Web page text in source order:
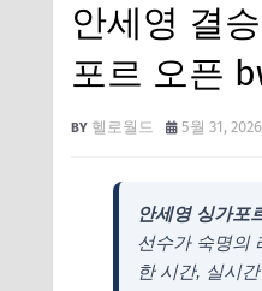
안세영 결
포르 오픈
헬로월드 5월 31, 2026
안세영 싱가포
선수가 숙명의
한 시간, 실시